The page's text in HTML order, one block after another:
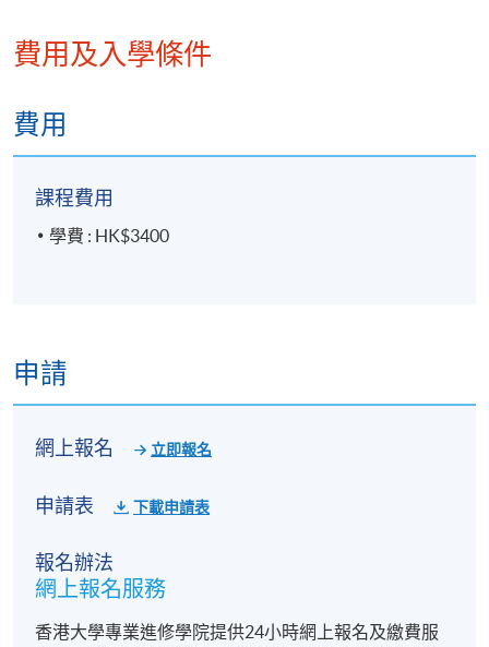
港大保良何鴻燊社區書院
統一教學中心
或其他港島區分校
費用及入學條件
費用
課程費用
學費 : HK$3400
申請
網上報名 立即報名
申請表 下載申請表
報名辦法
網上報名服務
香港大學專業進修學院提供24小時網上報名及繳費服